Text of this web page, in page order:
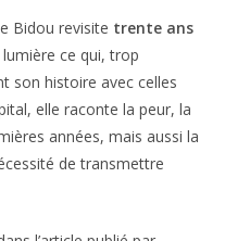
Bidou revisite trente ans
ce qui, trop
son histoire avec celles
elle raconte la peur, la
années, mais aussi la
de transmettre